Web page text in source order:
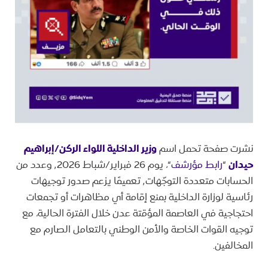
نشرت صفحة تحمل اسموزير الداخلية اللواء الركن/إبراهيم
حيدان“رابط مؤرشف
“، يوم 26 فبراير/شباط ٬2026 وعدد من
الحسابات متعددة التوجّهات٬ تعميمًا يزعم صدور توجيهات
رئاسية لوزارة الداخلية بمنع إقامة أي مظاهرات أو تجمعات
احتجاجية في العاصمة المؤقتة عدن خلال الفترة الحالية، مع
توجيه القوات الخاصة والأمن الوطني بالتعامل الصارم مع
المخالفين.